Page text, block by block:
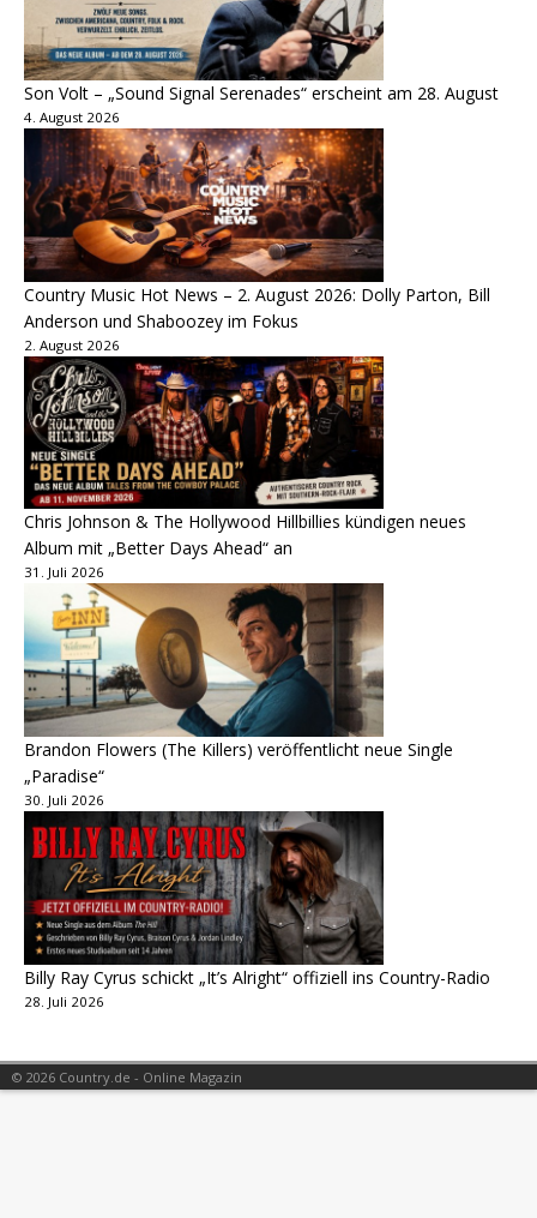
Son Volt – „Sound Signal Serenades“ erscheint am 28. August
4. August 2026
Country Music Hot News – 2. August 2026: Dolly Parton, Bill
Anderson und Shaboozey im Fokus
2. August 2026
Chris Johnson & The Hollywood Hillbillies kündigen neues
Album mit „Better Days Ahead“ an
31. Juli 2026
Brandon Flowers (The Killers) veröffentlicht neue Single
„Paradise“
30. Juli 2026
Billy Ray Cyrus schickt „It’s Alright“ offiziell ins Country-Radio
28. Juli 2026
© 2026 Country.de - Online Magazin